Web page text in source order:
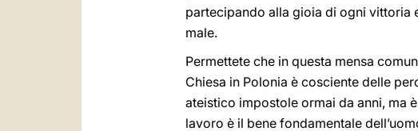
partecipando alla gioia di ogni vittoria
male.
Permettete che in questa mensa
Chiesa in Polonia è cosciente delle
ateistico impostole ormai da anni, ma
lavoro è il bene fondamentale